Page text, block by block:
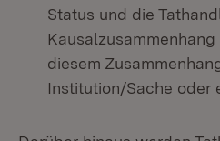
Status und die
diesem
Institution/Sache oder